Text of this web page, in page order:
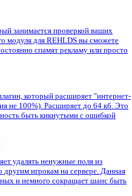
занимается проверкой ваших
модуля для REHLDS вы сможете
спамят рекламу или просто
который расширяет "интернет-
не 100%). Расширяет до 64 кб. Это
быть кикнутыми с ошибкой
удалять ненужные поля из
другим игрокам на сервере. Данная
и немного сокращает шанс быть